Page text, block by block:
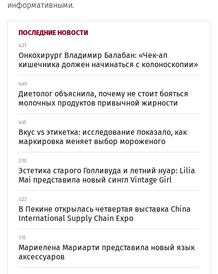
ПОСЛЕДНИЕ НОВОСТИ
4:31
Онкохирург Владимир Балабан: «Чек-ап
кишечника должен начинаться с колоноскопии»
4:49
Диетолог объяснила, почему не стоит бояться
молочных продуктов привычной жирности
4:41
Вкус vs этикетка: исследование показало, как
маркировка меняет выбор мороженого
2:10
Эстетика старого Голливуда и летний нуар: Lilia
Mai представила новый сингл Vintage Girl
3:22
В Пекине открылась четвертая выставка China
International Supply Chain Expo
1:15
Мариелена Мариарти представила новый язык
аксессуаров
информативными.